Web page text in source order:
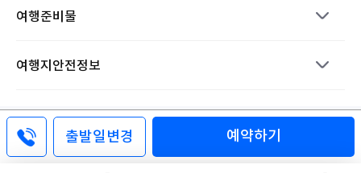
여행준비물
여행지안전정보
출발일변경 예약하기
오시는길 전화상담 1:1문의 기업/단체